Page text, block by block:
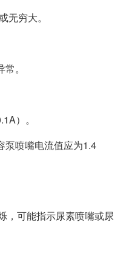
穷大。
。
）。
泵喷嘴电流值应为1.4
，可能指示尿素喷嘴或尿